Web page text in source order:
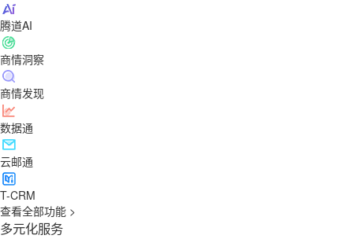
腾道AI
商情洞察
商情发现
数据通
云邮通
T-CRM
查看全部功能 >
多元化服务